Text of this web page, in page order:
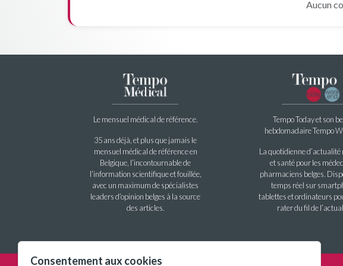
Aucun
Le mensuel médical de référence.
35 ans déjà, et plus que jamais le
mensuel médical de référence en
Belgique, l’incontournable de
l’information scientifique et fouillée,
avec un maximum de spécialistes
leaders d’opinion belges à la source
des articles.
Tempo Today et son
hebdomadaire Tempo
La quotidienne d’actualité
et santé pour les
pharmaciens belges.
temps réel sur
tablettes et ordinateurs
rater du fil de
Consentement aux cookies